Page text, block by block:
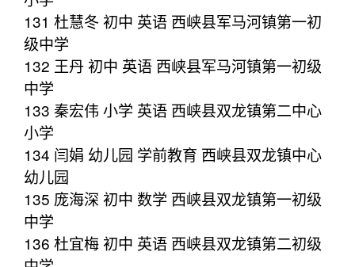
131 杜慧冬 初中 英语 西峡县军马河镇第一初
级中学
132 王丹 初中 英语 西峡县军马河镇第一初级
中学
133 秦宏伟 小学 英语 西峡县双龙镇第二中心
小学
134 闫娟 幼儿园 学前教育 西峡县双龙镇中心
幼儿园
135 庞海深 初中 数学 西峡县双龙镇第一初级
中学
136 杜宜梅 初中 英语 西峡县双龙镇第二初级